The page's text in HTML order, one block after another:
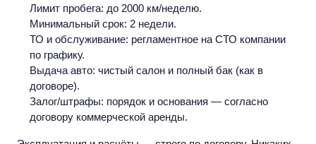
Лимит пробега: до 2000 км/неделю.
Минимальный срок: 2 недели.
ТО и обслуживание: регламентное на СТО компании
по графику.
Выдача авто: чистый салон и полный бак (как в
договоре).
Залог/штрафы: порядок и основания — согласно
договору коммерческой аренды.